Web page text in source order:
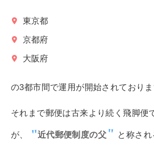
東京都
京都府
大阪府
の3都市間で運用が開始されておりま
それまで郵便は古来より続く飛脚便
が、 近代郵便制度の父 と称され